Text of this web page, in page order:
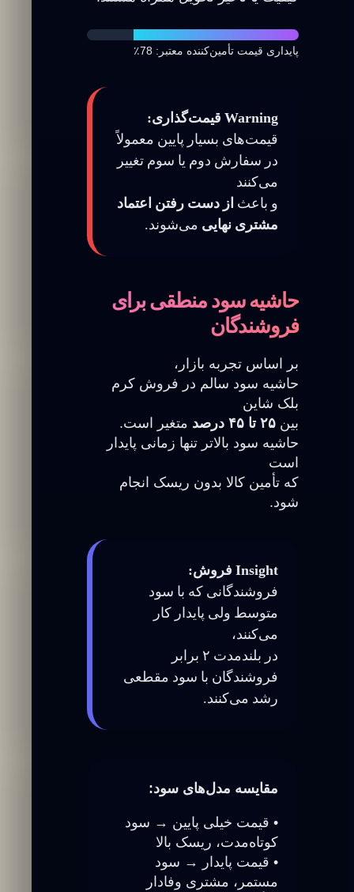
پایداری قیمت تأمین‌کننده معتبر: 78٪
Warning قیمت‌گذاری:
قیمت‌های بسیار پایین معمولاً
در سفارش دوم یا سوم تغییر
می‌کنند
و باعث از دست رفتن اعتماد
مشتری نهایی می‌شوند.
حاشیه سود منطقی برای
فروشندگان
بر اساس تجربه بازار،
حاشیه سود سالم در فروش کرم
بلک شاین
بین ۲۵ تا ۴۵ درصد
متغیر است.
حاشیه سود بالاتر تنها زمانی پایدار
است
که تأمین کالا بدون ریسک انجام
شود.
Insight فروش:
فروشندگانی که با سود
متوسط ولی پایدار کار
می‌کنند،
در بلندمدت ۲ برابر
فروشندگان با سود مقطعی
رشد می‌کنند.
مقایسه مدل‌های سود:
• قیمت خیلی پایین → سود
کوتاه‌مدت، ریسک بالا
• قیمت پایدار → سود
مستمر، مشتری وفادار